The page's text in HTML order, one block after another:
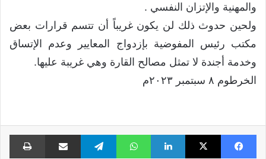
والمهنية والإتزان النفسي .
ولحين حدوث ذلك لن يكون غريباً أن تتسم قرارات بعض
مكتب رئيس المفوضية بإزدواج المعايير وعدم الإتساق
وخدمة أجندة لا تمثل مصالح القارة وهي غريبة عليها.
الخرطوم ٨ سبتمبر ٢٠٢٣م
فيسبوك X لينكدإن واتساب تيلقرام مشاركة عبر البريد